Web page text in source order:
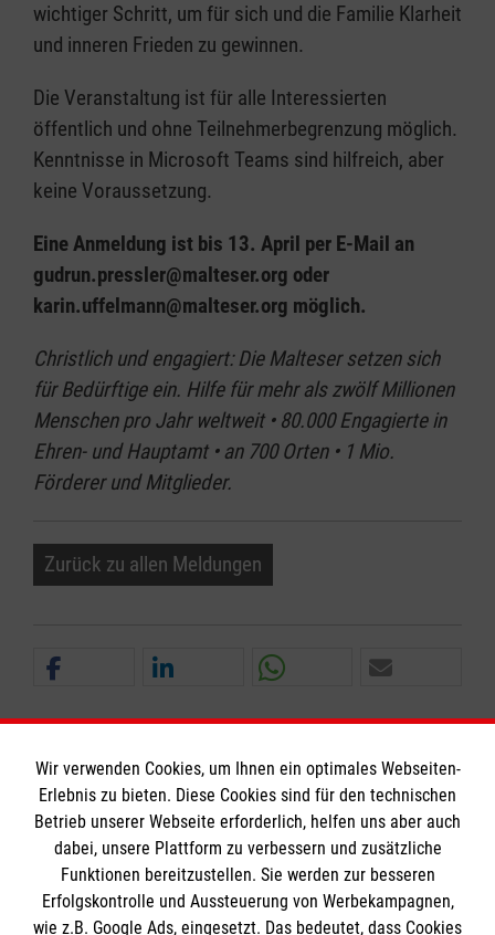
wichtiger Schritt, um für sich und die Familie Klarheit
und inneren Frieden zu gewinnen.
Die Veranstaltung ist für alle Interessierten
öffentlich und ohne Teilnehmerbegrenzung möglich.
Kenntnisse in Microsoft Teams sind hilfreich, aber
keine Voraussetzung.
Eine Anmeldung ist bis 13. April per E-Mail an
gudrun.pressler@malteser.org oder
karin.uffelmann@malteser.org möglich.
Christlich und engagiert: Die Malteser setzen sich
für Bedürftige ein. Hilfe für mehr als zwölf Millionen
Menschen pro Jahr weltweit • 80.000 Engagierte in
Ehren- und Hauptamt • an 700 Orten • 1 Mio.
Förderer und Mitglieder.
Zurück zu allen Meldungen
Informationen
Impressum
Wir verwenden Cookies, um Ihnen ein optimales Webseiten-
Erlebnis zu bieten. Diese Cookies sind für den technischen
Betrieb unserer Webseite erforderlich, helfen uns aber auch
dabei, unsere Plattform zu verbessern und zusätzliche
Funktionen bereitzustellen. Sie werden zur besseren
Erfolgskontrolle und Aussteuerung von Werbekampagnen,
wie z.B. Google Ads, eingesetzt. Das bedeutet, dass Cookies